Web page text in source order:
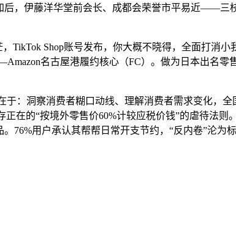
，伊藤洋华堂前会长、成都会荣誉市平易近——三
Shop账号发布，你大概不晓得，全面打消小
名古屋港履约核心（FC）。做为日本出名零
洞察消费者糊口动线、理解消费者需求变化，全
在的“按境外零售价60%计较应税价钱”的虐待法则
用户承认其帮帮日常开支节约，“反内卷”沦为标